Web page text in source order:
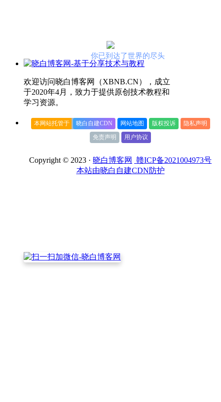
你已到达了世界的尽头
欢迎访问晓白博客网（XBNB.CN），成立
于2020年4月，致力于提供原创技术教程和
学习资源。
本网站托管于 晓白自建CDN 网站地图 版权投诉
隐私声明
免责声明
用户协议
Copyright © 2023 · 晓白博客网
赣ICP备2021004973号
本站由晓白自建CDN防护